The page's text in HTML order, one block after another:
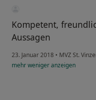
Kompetent,
Aussagen
23. Januar 2018 • MVZ St.
mehrwenigeranzeigen